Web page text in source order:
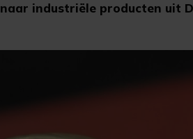
naar industriële producten uit